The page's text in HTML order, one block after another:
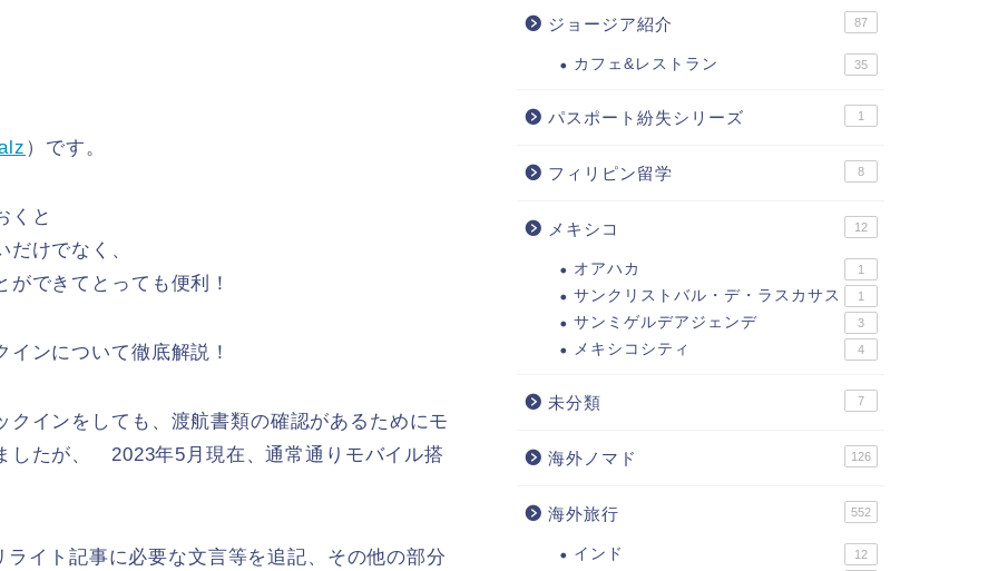
）です。
くと
けでなく、
できてとっても便利！
ンについて徹底解説！
インをしても、渡航書類の確認があるためにモ
したが、 2023年5月現在、通常通りモバイル搭
イト記事に必要な文言等を追記、その他の部分
ジョージア紹介 87
カフェ&レストラン 35
パスポート紛失シリーズ 1
フィリピン留学 8
メキシコ 12
オアハカ 1
サンクリストバル・デ・ラスカサス 1
サンミゲルデアジェンデ 3
メキシコシティ 4
未分類 7
海外ノマド 126
海外旅行 552
インド 12